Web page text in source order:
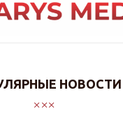
НОВОСТИ